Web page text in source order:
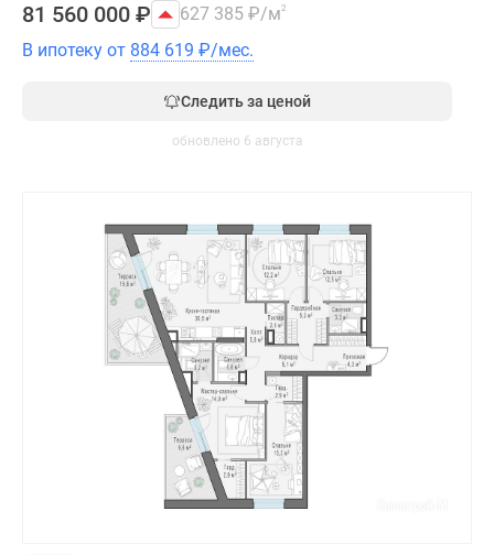
81 560 000 ₽ 627 385 ₽/м2
В ипотеку от 884 619 ₽/мес.
Следить за ценой
обновлено 6 августа